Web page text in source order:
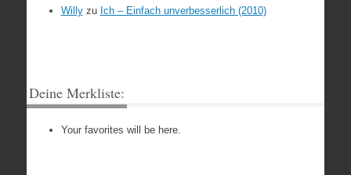
Willyzu Ich – Einfach unverbesserlich (2010)
Deine Merkliste:
Your favorites will be here.